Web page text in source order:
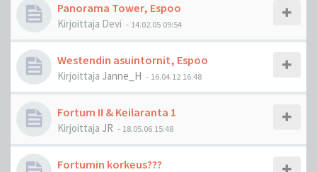
Panorama Tower, Espoo
Kirjoittaja Devi - 14.02.05 09:54
Westendin asuintornit, Espoo
Kirjoittaja Janne_H - 16.04.12 16:48
Fortum II & Keilaranta 1
Kirjoittaja JR - 18.05.06 15:48
Fortumin korkeus???